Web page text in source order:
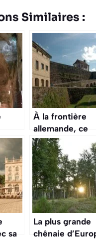
Similaires :
une
à
cet
À la frontière
allemande, ce
village de
est une
fortifiée par
Vauban, à
cet automne
sa
La plus grande
chênaie